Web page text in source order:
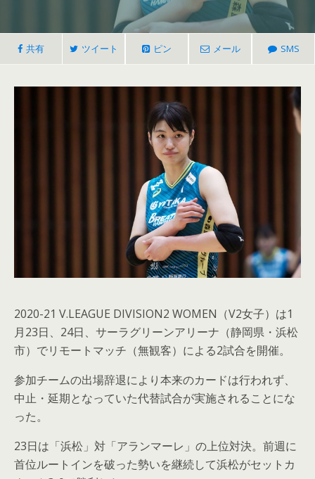
共有 ツイート ピン メール SMS
2020-21 V.LEAGUE DIVISION2 WOMEN（V2女子）は1
月23日、24日、サーラグリーンアリーナ（静岡県・浜松
市）でリモートマッチ（無観客）による2試合を開催。
参加チームの出場辞退により本来のカードは行われず、
中止・延期となっていた代替試合が実施されることにな
った。
23日は「浜松」対「アランマーレ」の上位対決。前週に
首位ルートインを破った勢いを継続して浜松がセットカ